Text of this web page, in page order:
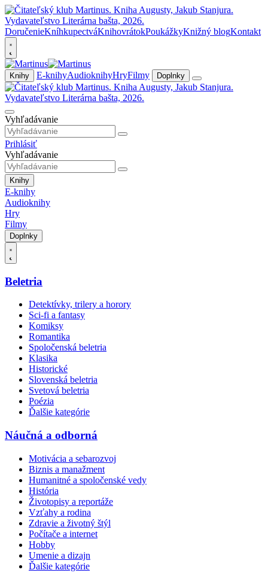
DoručenieKníhkupectváKnihovrátokPoukážkyKnižný blogKontakt
Knihy E-knihyAudioknihyHryFilmy Doplnky
Vyhľadávanie
Prihlásiť
Vyhľadávanie
Knihy
E-knihy
Audioknihy
Hry
Filmy
Doplnky
Beletria
Detektívky, trilery a horory
Sci-fi a fantasy
Komiksy
Romantika
Spoločenská beletria
Klasika
Historické
Slovenská beletria
Svetová beletria
Poézia
Ďalšie kategórie
Náučná a odborná
Motivácia a sebarozvoj
Biznis a manažment
Humanitné a spoločenské vedy
História
Životopisy a reportáže
Vzťahy a rodina
Zdravie a životný štýl
Počítače a internet
Hobby
Umenie a dizajn
Ďalšie kategórie